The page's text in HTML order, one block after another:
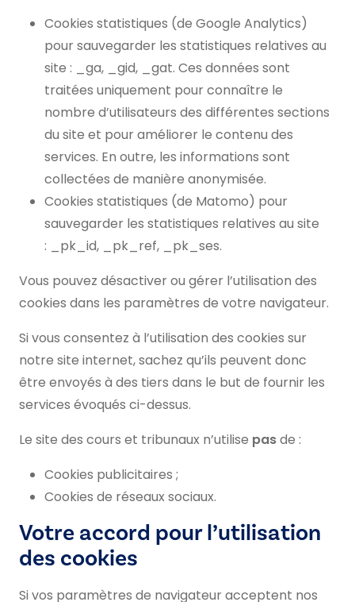
Cookies statistiques (de Google Analytics)
pour sauvegarder les statistiques relatives au
site : _ga, _gid, _gat. Ces données sont
traitées uniquement pour connaître le
nombre d’utilisateurs des différentes sections
du site et pour améliorer le contenu des
services. En outre, les informations sont
collectées de manière anonymisée.
Cookies statistiques (de Matomo) pour
sauvegarder les statistiques relatives au site
: _pk_id, _pk_ref, _pk_ses.
Vous pouvez désactiver ou gérer l’utilisation des
cookies dans les paramètres de votre navigateur.
Si vous consentez à l’utilisation des cookies sur
notre site internet, sachez qu’ils peuvent donc
être envoyés à des tiers dans le but de fournir les
services évoqués ci-dessus.
Le site des cours et tribunaux n’utilise pasde :
Cookies publicitaires ;
Cookies de réseaux sociaux.
Votre accord pour l’utilisation
des cookies
Si vos paramètres de navigateur acceptent nos